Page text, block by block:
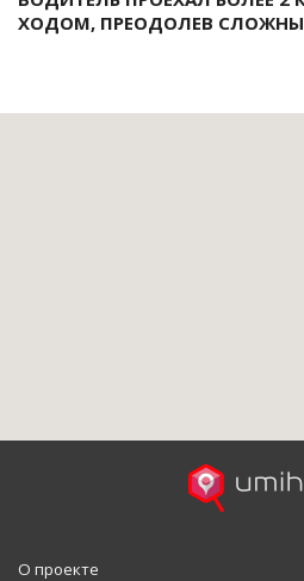
ХОДОМ, ПРЕОДОЛЕВ
О проекте